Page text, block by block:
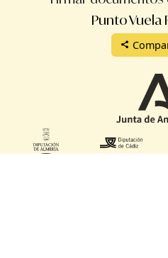
Punto Vuela